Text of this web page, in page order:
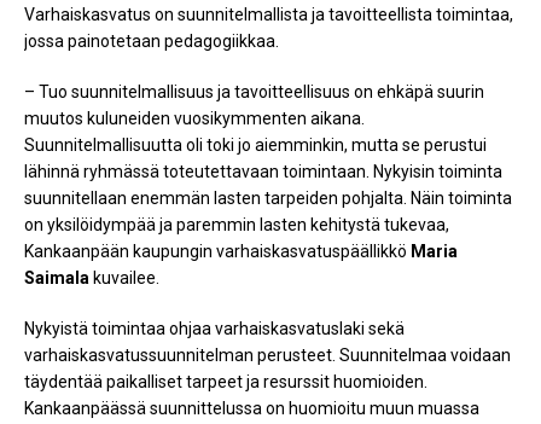
Varhaiskasvatus on suunnitelmallista ja tavoitteellista toimintaa,
jossa painotetaan pedagogiikkaa.
– Tuo suunnitelmallisuus ja tavoitteellisuus on ehkäpä suurin
muutos kuluneiden vuosikymmenten aikana.
Suunnitelmallisuutta oli toki jo aiemminkin, mutta se perustui
lähinnä ryhmässä toteutettavaan toimintaan. Nykyisin toiminta
suunnitellaan enemmän lasten tarpeiden pohjalta. Näin toiminta
on yksilöidympää ja paremmin lasten kehitystä tukevaa,
Kankaanpään kaupungin varhaiskasvatuspäällikkö Maria
Saimala kuvailee.
Nykyistä toimintaa ohjaa varhaiskasvatuslaki sekä
varhaiskasvatussuunnitelman perusteet. Suunnitelmaa voidaan
täydentää paikalliset tarpeet ja resurssit huomioiden.
Kankaanpäässä suunnittelussa on huomioitu muun muassa